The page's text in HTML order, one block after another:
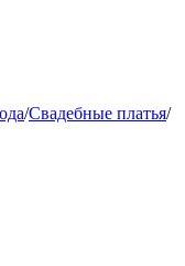
/Свадебные платья/